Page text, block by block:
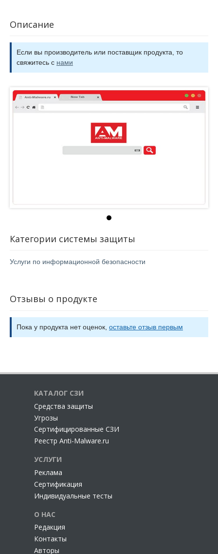
Описание
Если вы производитель или поставщик продукта, то
свяжитесь с нами
Категории системы защиты
Услуги по информационной безопасности
Отзывы о продукте
Пока у продукта нет оценок, оставьте отзыв первым
КАТАЛОГ СЗИ
Cредства защиты
Угрозы
Сертифицированные СЗИ
Реестр Anti-Malware.ru
УСЛУГИ
Реклама
Сертификация
Индивидуальные тесты
О НАС
Редакция
Контакты
Авторы